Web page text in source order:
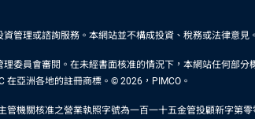
管理或諮詢服務。本網站並不構成投資、稅務或法律意見。
委員會審閱。在未經書面核准的情況下，本網站任何部
在亞洲各地的註冊商標。© 2026，PIMCO。
機關核准之營業執照字號為一百一十五金管投顧新字第零